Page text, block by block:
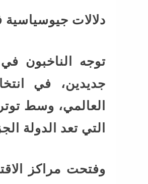
دلالات جيوسياسية
توجه الناخبون
جديدين، في
العالمي، وسط
التي تعد الدولة